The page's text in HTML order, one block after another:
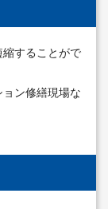
することがで
ン修繕現場な